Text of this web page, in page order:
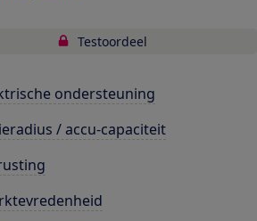
Testoordeel
ondersteuning
/ accu-capaciteit